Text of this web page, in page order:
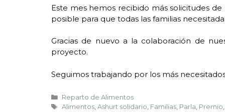
Este mes hemos recibido más solicitudes
posible para que todas las familias
Gracias de nuevo a la colaboración de
proyecto.
Seguimos trabajando por los más
Reparto de Alimentos
Alimentos, Ashurt solidario, Familias, Parla, Premio